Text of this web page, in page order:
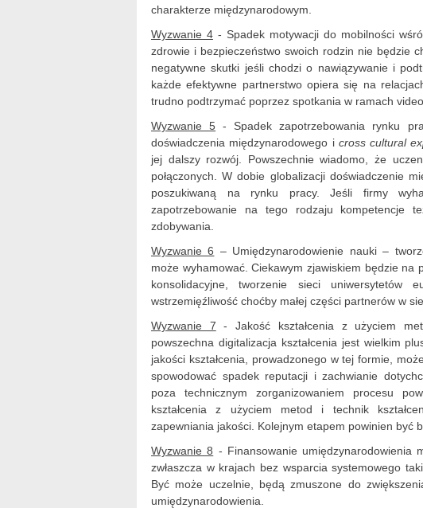
charakterze międzynarodowym.
Wyzwanie 4- Spadek motywacji do mobilności
zdrowie i bezpieczeństwo swoich rodzin nie będzie
negatywne skutki jeśli chodzi o nawiązywanie i
każde efektywne partnerstwo opiera się na
trudno podtrzymać poprzez spotkania w ramach
Wyzwanie 5 - Spadek zapotrzebowania rynku
doświadczenia międzynarodowego i cross cultural
jej dalszy rozwój. Powszechnie wiadomo, że
połączonych. W dobie globalizacji doświadczenie
poszukiwaną na rynku pracy. Jeśli firmy
zapotrzebowanie na tego rodzaju kompetencje
zdobywania.
Wyzwanie 6 – Umiędzynarodowienie nauki –
może wyhamować. Ciekawym zjawiskiem będzie na
konsolidacyjne, tworzenie sieci uniwersytetów
wstrzemięźliwość choćby małej części partnerów w
Wyzwanie 7 - Jakość kształcenia z użyciem
powszechna digitalizacja kształcenia jest wielkim
jakości kształcenia, prowadzonego w tej formie,
spowodować spadek reputacji i zachwianie
poza technicznym zorganizowaniem procesu
kształcenia z użyciem metod i technik
zapewniania jakości. Kolejnym etapem powinien być
Wyzwanie 8 - Finansowanie umiędzynarodowienia
zwłaszcza w krajach bez wsparcia systemowego
Być może uczelnie, będą zmuszone do
umiędzynarodowienia.